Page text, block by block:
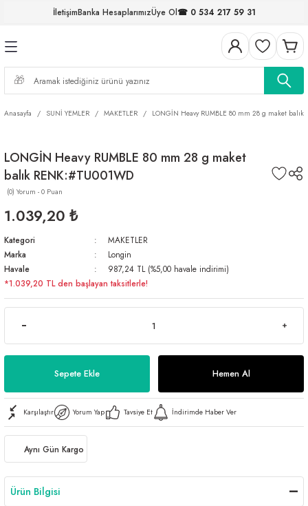
İletişimBanka HesaplarımızÜye Ol☎ 0 534 217 59 31
Geri Dön
Geri Dön
Geri Dön
MİSİNALAR
Geri Dön
FIRDÖNDÜLER
Geri Dön
Geri Dön
Geri Dön
Geri Dön
Anasayfa SUNİ YEMLER MAKETLER LONGİN Heavy RUMBLE 80 mm 28 g maket balık
LONGİN Heavy RUMBLE 80 mm 28 g maket
balık RENK:#TU001WD
(0) Yorum - 0 Puan
1.039,20 ₺
Kategori
MAKETLER
Marka
Longin
Havale
987,24 TL (%5,00 havale indirimi)
*1.039,20 TL den başlayan taksitlerle!
Sepete Ekle Hemen Al
Karşılaştır Yorum Yap Tavsiye Et İndirimde Haber Ver
Aynı Gün Kargo
Ürün Bilgisi